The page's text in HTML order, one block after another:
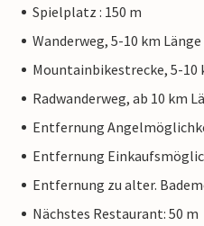
Spielplatz : 150 m
Wanderweg, 5-10 km Länge
Mountainbikestrecke, 5-10
Radwanderweg, ab 10 km
Entfernung
Entfernung
Entfernung zu alter.
Nächstes Restaurant: 50 m